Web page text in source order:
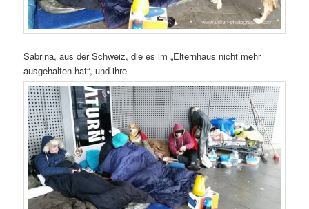
Sabrina, aus der Schweiz, die es im „Elternhaus nicht mehr
ausgehalten hat“, und ihre